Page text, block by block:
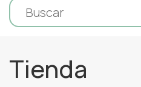
Tienda